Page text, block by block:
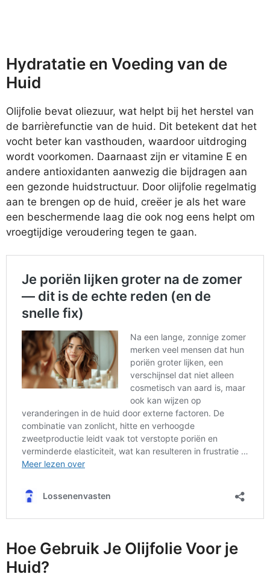
Hydratatie en Voeding van de
Huid
Olijfolie bevat oliezuur, wat helpt bij het herstel van
de barrièrefunctie van de huid. Dit betekent dat het
vocht beter kan vasthouden, waardoor uitdroging
wordt voorkomen. Daarnaast zijn er vitamine E en
andere antioxidanten aanwezig die bijdragen aan
een gezonde huidstructuur. Door olijfolie regelmatig
aan te brengen op de huid, creëer je als het ware
een beschermende laag die ook nog eens helpt om
vroegtijdige veroudering tegen te gaan.
Hoe Gebruik Je Olijfolie Voor je
Huid?